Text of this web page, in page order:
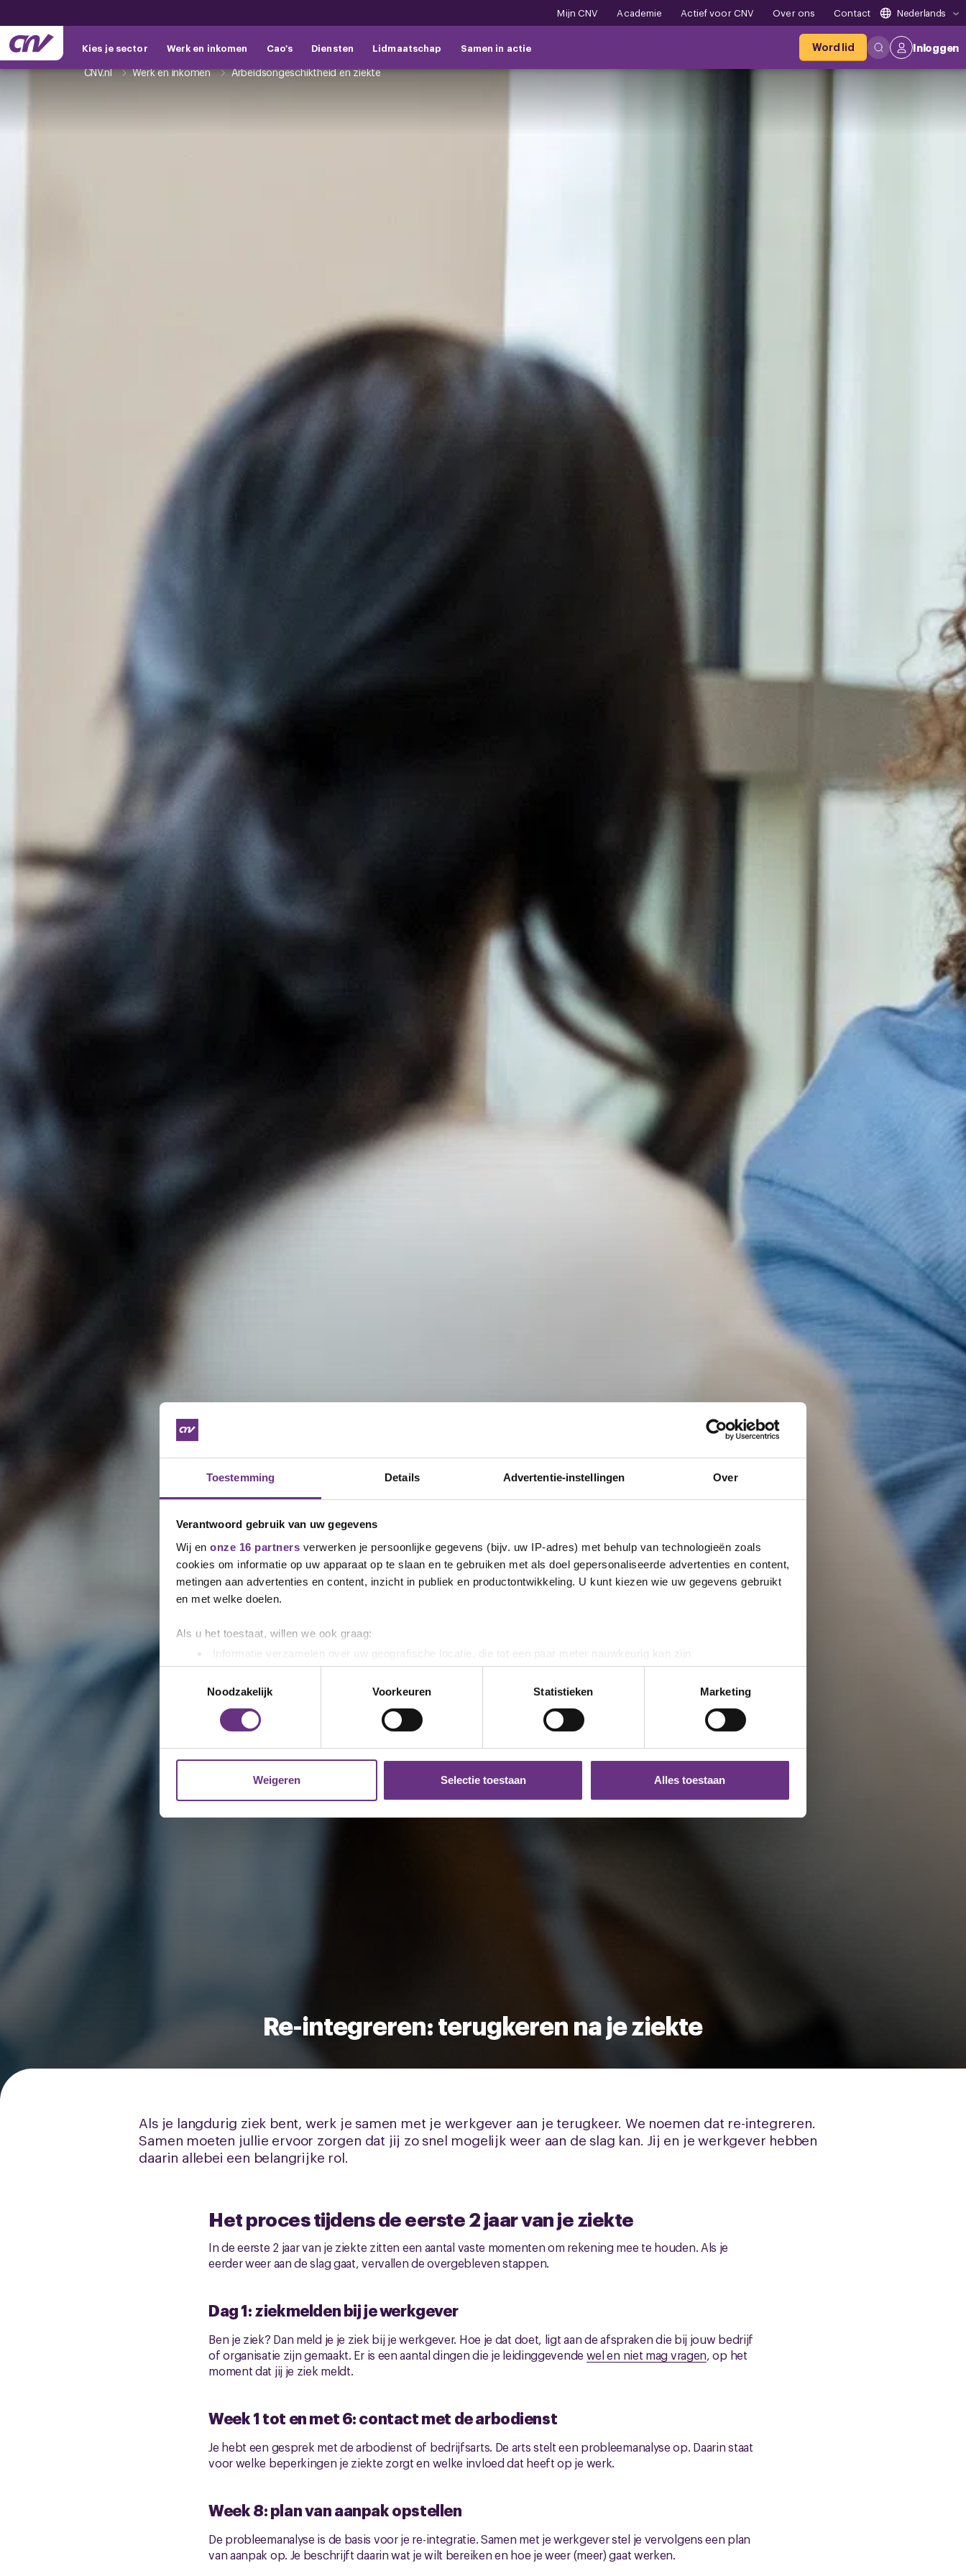
Toestemming Details Advertentie-instellingen Over
Verantwoord gebruik van uw gegevens
Wij en onze 16 partners verwerken je persoonlijke gegevens (bijv. uw IP-adres) met behulp van technologieën zoals
cookies om informatie op uw apparaat op te slaan en te gebruiken met als doel gepersonaliseerde advertenties en content,
metingen aan advertenties en content, inzicht in publiek en productontwikkeling. U kunt kiezen wie uw gegevens gebruikt
en met welke doelen.
Als u het toestaat, willen we ook graag:
Informatie verzamelen over uw geografische locatie, die tot een paar meter nauwkeurig kan zijn
Uw apparaat identificeren door het actief te scannen op specifieke eigenschappen (fingerprinting)
Lees meer over hoe uw persoonlijke gegevens worden verwerkt en stel uw voorkeuren in het
detailgedeeltein. U kunt uw
toestemming op elk moment wijzigen of intrekken in de Cookieverklaring.
websiteverkeer te analyseren. Ook delen we informatie over uw gebruik van onze site met onze partners voor social
media, adverteren en analyse. Deze partners kunnen deze gegevens combineren met andere informatie die u aan ze heeft
Noodzakelijk
Voorkeuren Statistieken Marketing
Weigeren Selectie toestaan Alles toestaan
Mijn CNV Academie Actief voor CNV Over ons Contact Nederlands
Kies je sector Werk en inkomen Cao's Diensten Lidmaatschap Samen in actie Word lid
Inloggen
CNV.nl
Werk en inkomen Arbeidsongeschiktheid en ziekte
Re-integreren: terugkeren na je ziekte
Als je langdurig ziek bent, werk je samen met je werkgever aan je terugkeer. We noemen dat re-integreren.
Samen moeten jullie ervoor zorgen dat jij zo snel mogelijk weer aan de slag kan. Jij en je werkgever hebben
daarin allebei een belangrijke rol.
Het proces tijdens de eerste 2 jaar van je ziekte
In de eerste 2 jaar van je ziekte zitten een aantal vaste momenten om rekening mee te houden. Als je
eerder weer aan de slag gaat, vervallen de overgebleven stappen.
Dag 1: ziekmelden bij je werkgever
Ben je ziek? Dan meld je je ziek bij je werkgever. Hoe je dat doet, ligt aan de afspraken die bij jouw bedrijf
of organisatie zijn gemaakt. Er is een aantal dingen die je leidinggevende wel en niet mag vragen, op het
moment dat jij je ziek meldt.
Week 1 tot en met 6: contact met de arbodienst
Je hebt een gesprek met de arbodienst of bedrijfsarts. De arts stelt een probleemanalyse op. Daarin staat
voor welke beperkingen je ziekte zorgt en welke invloed dat heeft op je werk.
Week 8: plan van aanpak opstellen
De probleemanalyse is de basis voor je re-integratie. Samen met je werkgever stel je vervolgens een plan
van aanpak op. Je beschrijft daarin wat je wilt bereiken en hoe je weer (meer) gaat werken.